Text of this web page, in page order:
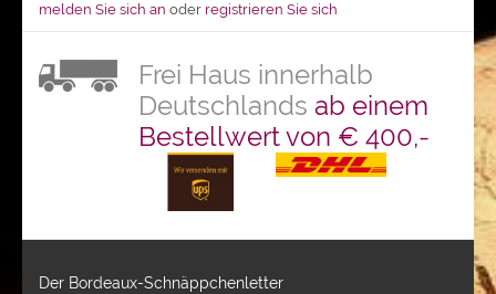
melden Sie sich an oder registrieren Sie sich
Frei Haus innerhalb
Deutschlands ab einem
Bestellwert von € 400,-
Der Bordeaux-Schnäppchenletter